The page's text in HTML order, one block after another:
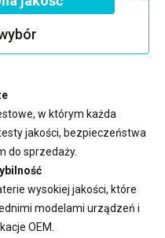
w którym każda
jakości, bezpieczeństwa
do sprzedaży.
wysokiej jakości, które
modelami urządzeń i
OEM.